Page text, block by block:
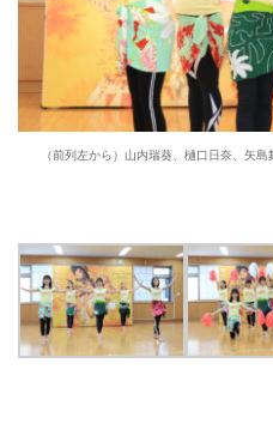
（前列左から）山内瑞葵、樋口日奈、矢